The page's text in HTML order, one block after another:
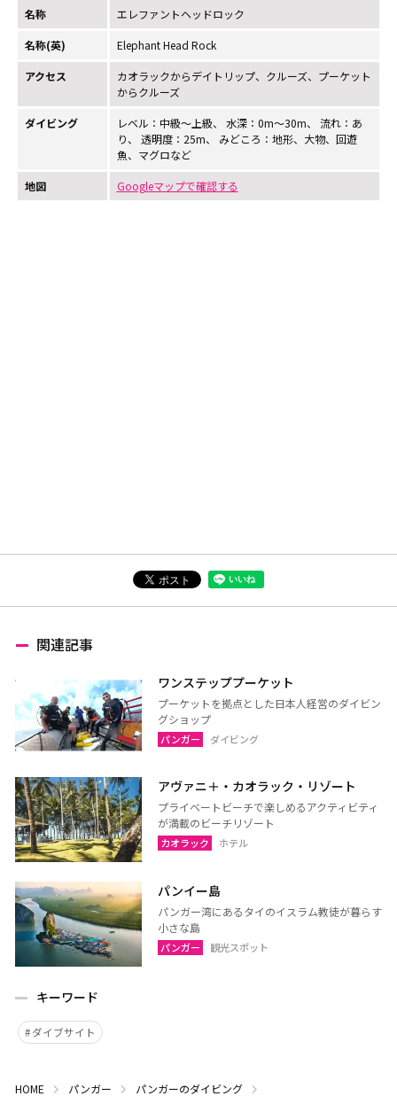
名称 エレファントヘッドロック
名称(英) Elephant Head Rock
アクセス
カオラックからデイトリップ、クルーズ、プーケット
からクルーズ
ダイビング
レベル：中級〜上級、 水深：0m〜30m、 流れ：あ
り、 透明度：25m、 みどころ：地形、大物、回遊
魚、マグロなど
地図 Googleマップで確認する
関連記事
ワンステッププーケット
プーケットを拠点とした日本人経営のダイビン
グショップ
パンガー ダイビング
アヴァニ＋・カオラック・リゾート
プライベートビーチで楽しめるアクティビティ
が満載のビーチリゾート
カオラック ホテル
パンイー島
パンガー湾にあるタイのイスラム教徒が暮らす
小さな島
パンガー 観光スポット
キーワード
ダイブサイト
HOME パンガー
パンガーのダイビング